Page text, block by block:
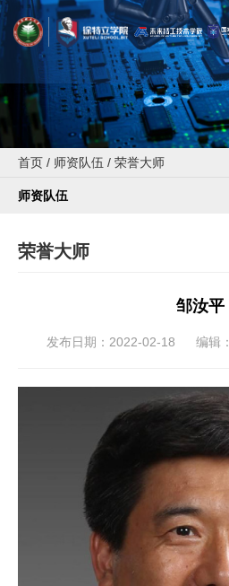
首页 / 师资队伍 / 荣誉大师
师资队伍
荣誉大师
邹汝平
发布日期：2022-02-18 编辑